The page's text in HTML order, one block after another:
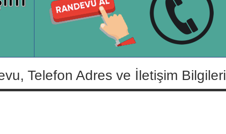
Telefon Adres ve İletişim Bilgileri